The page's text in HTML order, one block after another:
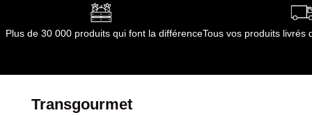
Plus de 30 000 produits qui font la différenceTous vos produits livrés
Transgourmet